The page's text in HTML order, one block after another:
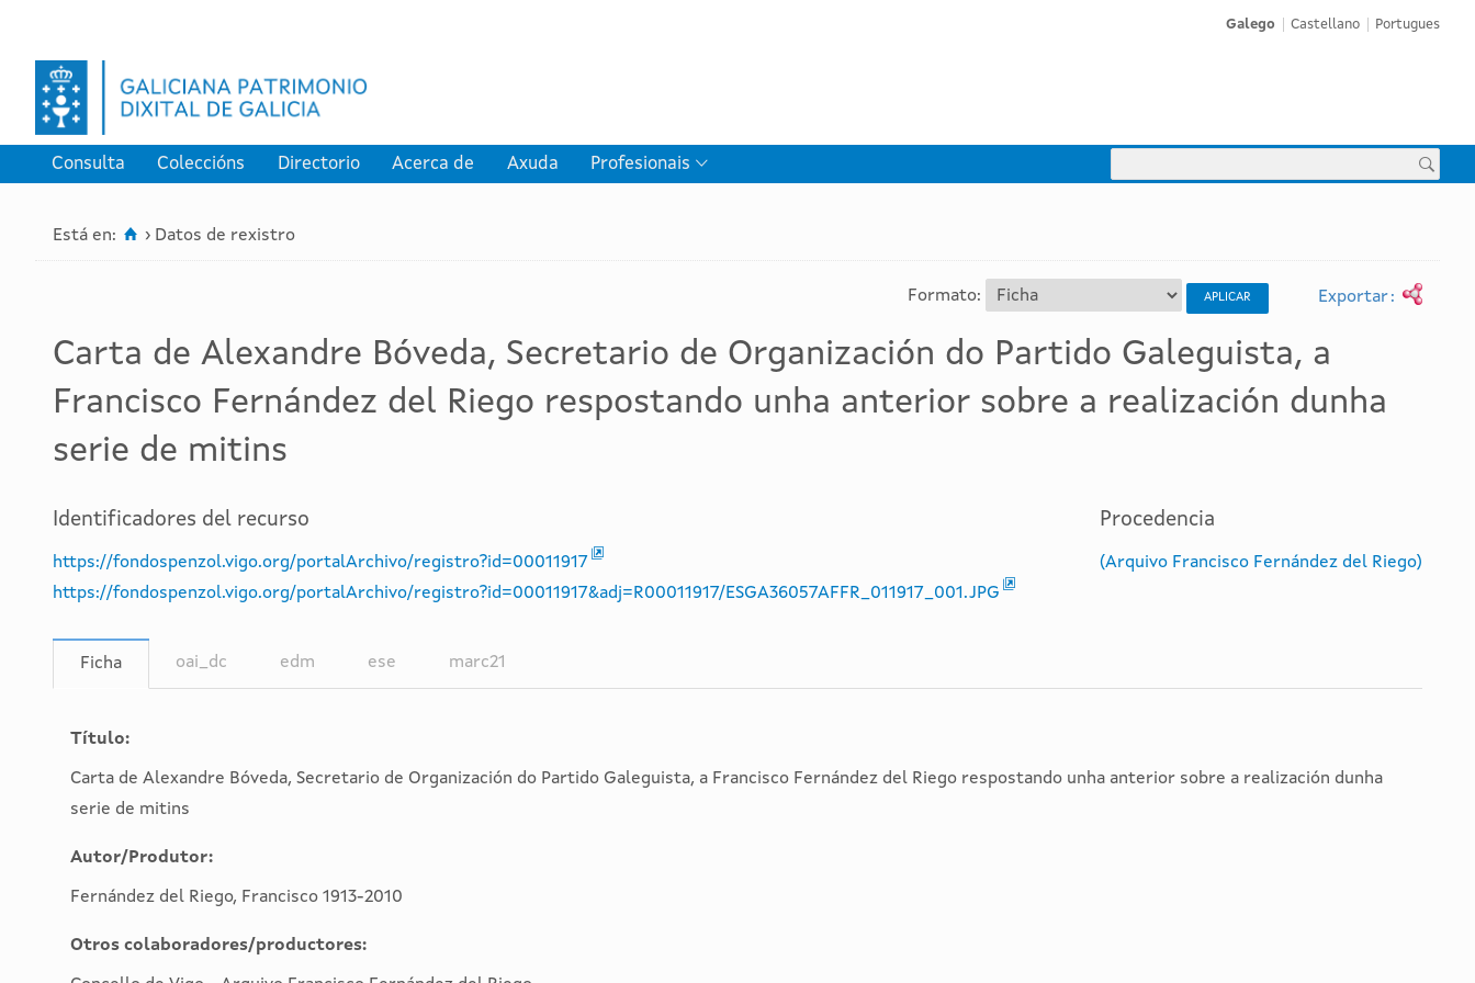
Galego Castellano Portugues
Consulta Coleccións Directorio Acerca de Axuda Profesionais 
Está en:  › Datos de rexistro
Formato:
Carta de Alexandre Bóveda, Secretario de Organización do Partido Galeguista, a
Francisco Fernández del Riego respostando unha anterior sobre a realización dunha
serie de mitins
Identificadores del recurso
https://fondospenzol.vigo.org/portalArchivo/registro?id=00011917
https://fondospenzol.vigo.org/portalArchivo/registro?id=00011917&adj=R00011917/ESGA36057AFFR_011917_001.JPG
Procedencia
(Arquivo Francisco Fernández del Riego)
Ficha oai_dc edm ese marc21
Título:
Carta de Alexandre Bóveda, Secretario de Organización do Partido Galeguista, a Francisco Fernández del Riego respostando unha anterior sobre a realización dunha
serie de mitins
Autor/Produtor:
Fernández del Riego, Francisco 1913-2010
Otros colaboradores/productores: